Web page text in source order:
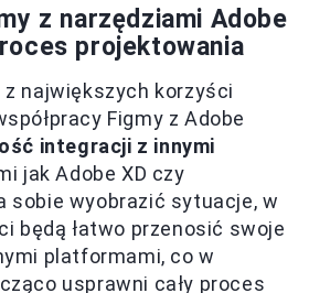
z narzędziami Adobe
projektowania
z największych korzyści
Figmy z Adobe
integracji z innymi
jak Adobe XD czy
sobie wyobrazić sytuacje, w
będą łatwo przenosić swoje
platformami, co w
usprawni cały proces